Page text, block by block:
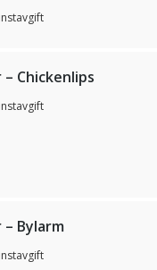
Chickenlips
– Bylarm